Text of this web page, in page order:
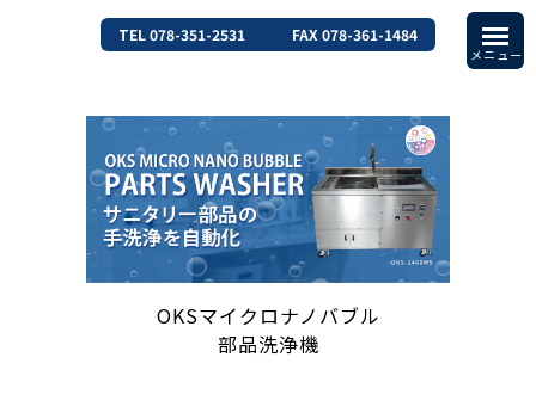
TEL 078-351-2531 FAX 078-361-1484
OKSマイクロナノバブル
部品洗浄機